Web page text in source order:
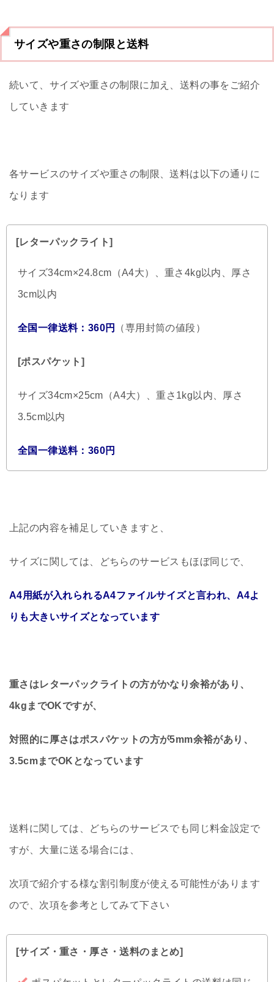
サイズや重さの制限と送料
続いて、サイズや重さの制限に加え、送料の事をご紹介
していきます
各サービスのサイズや重さの制限、送料は以下の通りに
なります
[レターパックライト]
サイズ34cm×24.8cm（A4大）、重さ4kg以内、厚さ
3cm以内
全国一律送料：360円 （専用封筒の値段）
[ポスパケット]
サイズ34cm×25cm（A4大）、重さ1kg以内、厚さ
3.5cm以内
全国一律送料：360円
上記の内容を補足していきますと、
サイズに関しては、どちらのサービスもほぼ同じで、
A4用紙が入れられるA4ファイルサイズと言われ、A4よ
りも大きいサイズとなっています
重さはレターパックライトの方がかなり余裕があり、
4kgまでOKですが、
対照的に厚さはポスパケットの方が5mm余裕があり、
3.5cmまでOKとなっています
送料に関しては、どちらのサービスでも同じ料金設定で
すが、大量に送る場合には、
次項で紹介する様な割引制度が使える可能性があります
ので、次項を参考としてみて下さい
[サイズ・重さ・厚さ・送料のまとめ]